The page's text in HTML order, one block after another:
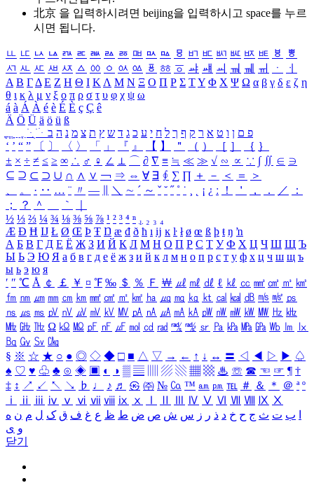
北京 을 입력하시려면 beijing을 입력하시고 space를 누르
시면 됩니다.
ㅥ ㅦ ㅧ ㅨ ㅩ ㅪ ㅫ ㅬ ㅭ ㅮ ㅯ ㅰ ㅱ ㅲ ㅳ ㅴ ㅵ ㅶ ㅷ ㅸ
ㅹ
ㅺ ㅻ ㅼ ㅽ ㅾ ㅿ ㆀ ㆁ ㆂ ㆃ ㆄ ㆅ ㆆ ㆇ ㆈ ㆉ ㆊ ㆋ ㆌ ㆍ
ㆎ
Α Β ΓΔ Ε Ζ Η Θ Ι ΚΛ Μ Ν Ξ Ο Π Ρ Σ ΤΥ Φ Χ Ψ Ω α β γ δ ε ζ η
θ ι κ λ μ ν ξ ο π ρ σ τ υ φ χ ψ ω
á à Á À é è É È ç Ç ê
Ä Ö Ü ä ö ü ß
ִֶֹ ֻּ ׁׂ פ ם ן ו ט א ר ק ף ך ל ח י ע כ ג ד ש ץ ת צ מ נ ה ב
‘ ’ “ ” 〔 〕 〈 〉 「 」 『 』 【 】 ＂ （ ） ［ ］ ｛ ｝
± × ÷ ≠ ≤ ≥ ∞ ∴ ♂ ♀ ∠ ⊥ ⌒ ∂ ∇ ≡ ≒ ≪ ≫ √ ∽ ∝ ∵ ∫ ∬ ∈ ∋
⊆ ⊇ ⊂ ⊃ ∪ ∩ ∧ ∨ ￢ ⇒ ⇔ ∀ ∃ ∮ ∑ ∏ ＋ － ＜ ＝
＞
、
。 · ‥ … ¨ 〃 ― ＼ ∼ ´ ～ ˇ ˘ ˝ ˚ ˙ ¸ ¡ ¿ ː ！ ＇ ， ． ／
：
；
？ ＾ ｀
½ ⅓ ⅔ ¼ ¾ ⅛ ⅜ ⅝ ⅞ ¹ ² ³ ⁴ ⁿ ₁ ₂ ₃ ₄
Æ Ð Ħ Ĳ Ł Ø Œ Þ Ŧ Ŋ æ đ ð ħ ı ĳ ĸ ŀ ł ø œ ß þ ŧ ŋ ŉ
А Б В Г Д Е Ё Ж З И Й К Л М Н О П Р С Т У Ф Х Ц Ч Ш Щ Ъ
Ы Ь Э Ю Я а б в г д е ё ж з и й к л м н о п р с т у ф х ц ч ш щ ъ
ы ь э ю я
′ ″ ℃ Å ￠ ￡ ￥ ¤ ℉ ‰ ＄ ％ Ｆ ￦ ㎕ ㎖ ㎗ ℓ ㎘ ㏄ ㎣ ㎤ ㎥ ㎦
㎙ ㎚ ㎛ ㎜ ㎝ ㎞ ㎟ ㎠ ㎡ ㎢ ㏊ ㎍ ㎎ ㎏ ㏏ ㎈ ㎉ ㏈ ㎧ ㎨ ㎰
㎱ ㎲ ㎳ ㎴ ㎵ ㎶ ㎷ ㎸ ㎹ ㎀ ㎁ ㎂ ㎃ ㎄ ㎺ ㎻ ㎽ ㎾ ㎿ ㎐ ㎑
㎒ ㎓ ㎔ Ω ㏀ ㏁ ㎊ ㎋ ㎌ ㏖ ㏅ ㎭ ㎮ ㎯ ㏛ ㎩ ㎪ ㎫ ㎬ ㏝ ㏐
㏓
㏃ ㏉ ㏜ ㏆
§ ※ ☆ ★ ○ ● ◎ ◇ ◆ □ ■ △ ▽ → ← ↑ ↓ ↔ 〓 ◁ ◀ ▷ ▶ ♤
♠ ♡ ♥ ♧ ♣ ⊙ ◈ ▣ ◐ ◑ ▒ ▤ ▨ ▧ ▦ ▩ ♨ ☏ ☎ ☜ ☞ ¶ †
‡ ↕ ↗ ↙ ↖ ↘ ♭ ♩ ♪ ♬ ㉿ ㈜ № ㏇ ™ ㏂ ㏘ ℡ ＃ ＆ ＊ ＠ ª º
ⅰ
ⅱ ⅲ ⅳ ⅴ ⅵ ⅶ ⅷ ⅸ ⅹ Ⅳ Ⅴ Ⅵ Ⅶ Ⅷ Ⅸ Ⅹ
ب ت ث ج ح خ د ذ ر ز س ش ص ض ط ظ ع غ ف ق ک ل م ن ه
و ی
닫기